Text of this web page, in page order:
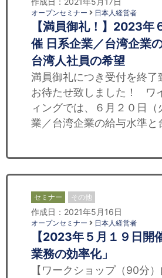
オープンセミナー 日本人経営者
【満員御礼！】2023年
催 日系企業／台湾企業
台湾人社員の希望
満員御礼につき受付を終
お待たせ致しました！ ワ
ィングでは、６月２０日
業／台湾企業の給与水準
セミナー その他
作成日：2021年5月16日
オープンセミナー 日本人経営者
【2023年５月１９日開
業務の効率化」
【ワークショップ（90分